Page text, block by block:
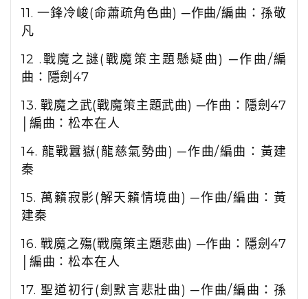
11.一鋒冷峻(命蕭疏角色曲) ─作曲/編曲：孫敬
凡
12 .戰魔之謎(戰魔策主題懸疑曲) ─作曲/編
曲：隱劍47
13.戰魔之武(戰魔策主題武曲) ─作曲：隱劍47
│編曲：松本在人
14. 龍戰囂嶽(龍慈氣勢曲)─作曲/編曲：黃建
秦
15. 萬籟寂影(解天籟情境曲)─作曲/編曲：黃
建秦
16.戰魔之殤(戰魔策主題悲曲) ─作曲：隱劍47
│編曲：松本在人
17.聖道初行(劍默言悲壯曲)─作曲/編曲：孫